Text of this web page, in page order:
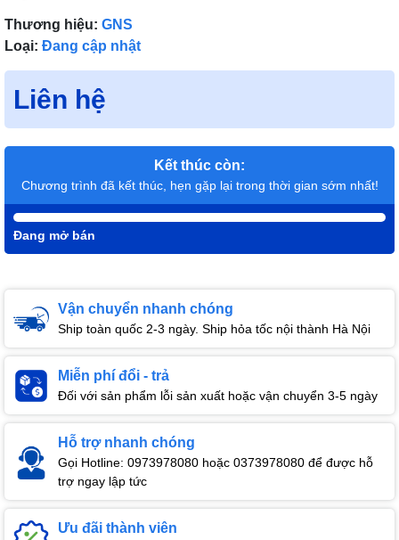
Thương hiệu: GNS
Loại: Đang cập nhật
Liên hệ
Kết thúc còn:
Chương trình đã kết thúc, hẹn gặp lại trong thời gian sớm nhất!
Đang mở bán
Vận chuyển nhanh chóng
Ship toàn quốc 2-3 ngày. Ship hỏa tốc nội thành Hà Nội
Miễn phí đổi - trả
Đối với sản phẩm lỗi sản xuất hoặc vận chuyển 3-5 ngày
Hỗ trợ nhanh chóng
Gọi Hotline: 0973978080 hoặc 0373978080 để được hỗ
trợ ngay lập tức
Ưu đãi thành viên